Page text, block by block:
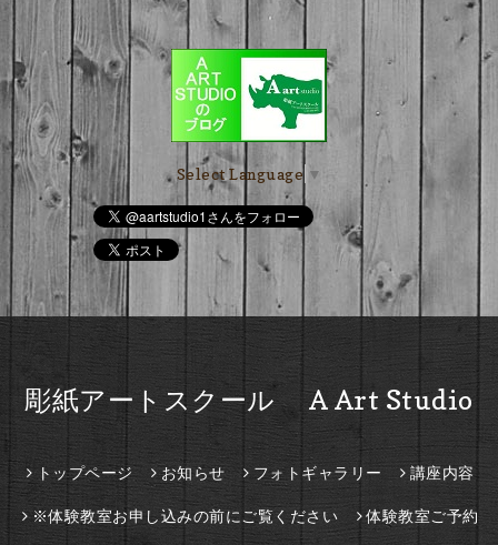
Select Language ▼
彫紙アートスクール A Art Studio
トップページ お知らせ フォトギャラリー 講座内容
※体験教室お申し込みの前にご覧ください 体験教室ご予約